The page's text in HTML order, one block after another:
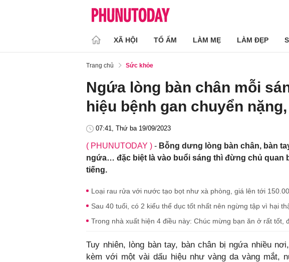
XÃ HỘI TỔ ẤM LÀM MẸ LÀM ĐẸP
Trang chủ Sức khỏe
Ngứa lòng bàn chân mỗi
hiệu bệnh gan chuyển
07:41, Thứ ba 19/09/2023
( PHUNUTODAY ) - Bỗng dưng lòng bàn chân, bàn
ngứa… đặc biệt là vào buổi sáng thì đừng chủ quan
tiếng.
Loại rau rửa với nước tạo bọt như xà phòng, giá lên tới
Sau 40 tuổi, có 2 kiểu thể dục tốt nhất nên ngừng tập vì hại
Trong nhà xuất hiện 4 điều này: Chúc mừng bạn ăn ở rất tốt,
Tuy nhiên, lòng bàn tay, bàn chân bị ngứa nhiều
kèm với một vài dấu hiệu như vàng da vàng mắt,